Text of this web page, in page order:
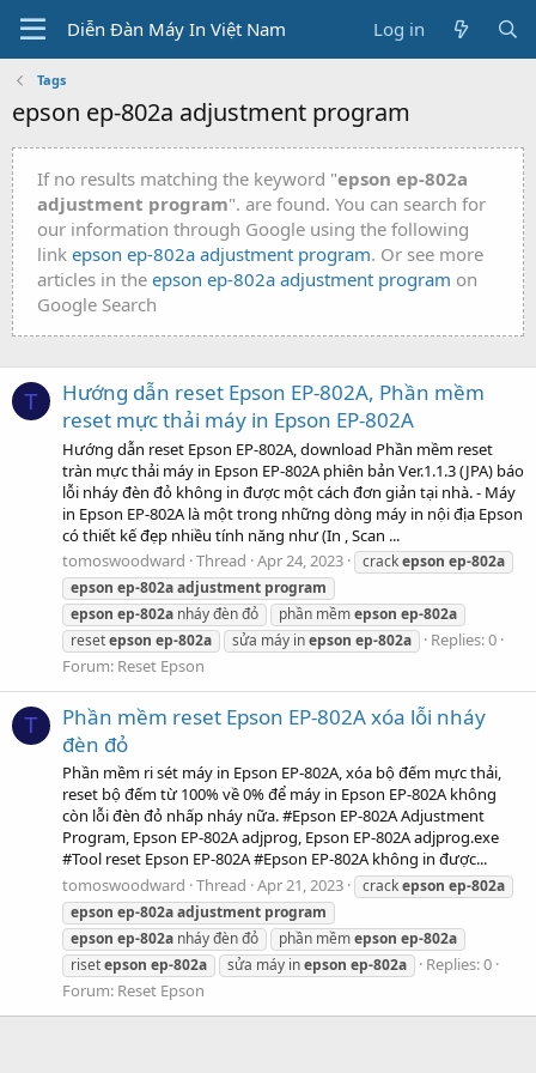
Diễn Đàn Máy In Việt Nam Log in
Tags
epson ep-802a adjustment program
If no results matching the keyword "epson ep-802a
adjustment program". are found. You can search for
our information through Google using the following
link epson ep-802a adjustment program. Or see more
articles in the epson ep-802a adjustment program on
Google Search
T
Hướng dẫn reset Epson EP-802A, Phần mềm
reset mực thải máy in Epson EP-802A
Hướng dẫn reset Epson EP-802A, download Phần mềm reset
tràn mực thải máy in Epson EP-802A phiên bản Ver.1.1.3 (JPA) báo
lỗi nháy đèn đỏ không in được một cách đơn giản tại nhà. - Máy
in Epson EP-802A là một trong những dòng máy in nội địa Epson
có thiết kế đẹp nhiều tính năng như (In , Scan ...
tomoswoodward Thread Apr 24, 2023 crackepson ep-802a
epson ep-802aadjustment program
epson ep-802a nháy đèn đỏ phần mềmepson ep-802a
resetepson ep-802a sửa máy inepson ep-802a
Replies: 0
Forum: Reset Epson
T
Phần mềm reset Epson EP-802A xóa lỗi nháy
đèn đỏ
Phần mềm ri sét máy in Epson EP-802A, xóa bộ đếm mực thải,
reset bộ đếm từ 100% về 0% để máy in Epson EP-802A không
còn lỗi đèn đỏ nhấp nháy nữa. #Epson EP-802A Adjustment
Program, Epson EP-802A adjprog, Epson EP-802A adjprog.exe
#Tool reset Epson EP-802A #Epson EP-802A không in được...
tomoswoodward Thread Apr 21, 2023 crackepson ep-802a
epson ep-802aadjustment program
epson ep-802a nháy đèn đỏ phần mềmepson ep-802a
risetepson ep-802a sửa máy inepson ep-802a
Replies: 0
Forum: Reset Epson